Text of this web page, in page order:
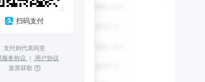
扫码支付
支付则代表同意
服务协议 ｜ 用户协议
发票获取